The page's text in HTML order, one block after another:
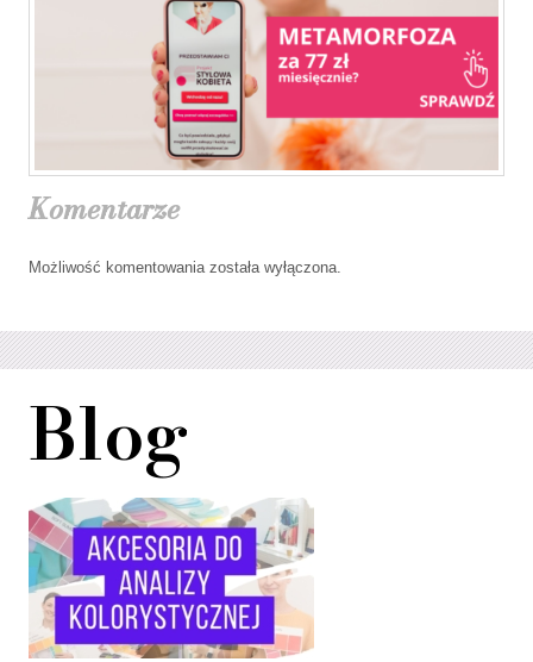
Komentarze
Możliwość komentowania została wyłączona.
Blog